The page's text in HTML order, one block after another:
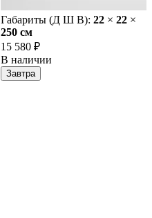
Габариты (Д Ш В): 22 × 22 ×
250 cм
15 580 ₽
В наличии
Завтра